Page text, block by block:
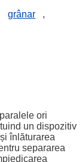
grânar ,
paraleleori
un dispozitiv
șiînlăturarea
separarea